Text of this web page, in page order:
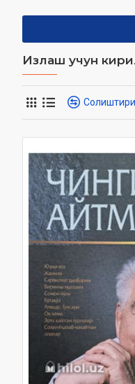
Излаш учун